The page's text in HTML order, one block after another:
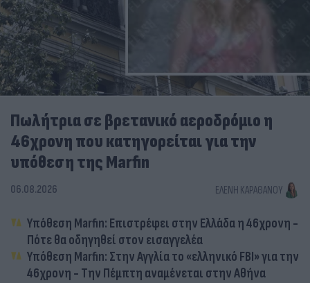
Πωλήτρια σε βρετανικό αεροδρόμιο η
46χρονη που κατηγορείται για την
υπόθεση της Marfin
06.08.2026 ΕΛΈΝΗ ΚΑΡΑΘΆΝΟΥ
Υπόθεση Marfin: Επιστρέφει στην Ελλάδα η 46χρονη -
Πότε θα οδηγηθεί στον εισαγγελέα
Υπόθεση Marfin: Στην Αγγλία το «ελληνικό FBI» για την
46χρονη - Την Πέμπτη αναμένεται στην Αθήνα